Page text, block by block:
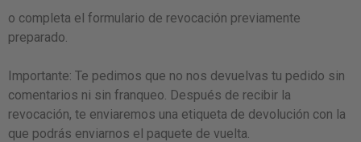
o completa el formulario de revocación previamente
preparado.
Importante: Te pedimos que no nos devuelvas tu pedido sin
comentarios ni sin franqueo. Después de recibir la
revocación, te enviaremos una etiqueta de devolución con la
que podrás enviarnos el paquete de vuelta.